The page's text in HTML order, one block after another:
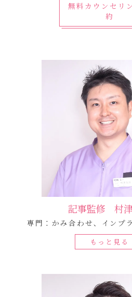
無料カウンセリ
約
記事監修 村
専門：かみ合わせ、インプ
もっと見る